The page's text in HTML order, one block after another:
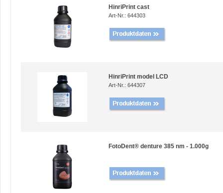
HinriPrint cast
Art-Nr.: 644303
HinriPrint model LCD
Art-Nr.: 644307
FotoDent® denture 385 nm - 1.000g